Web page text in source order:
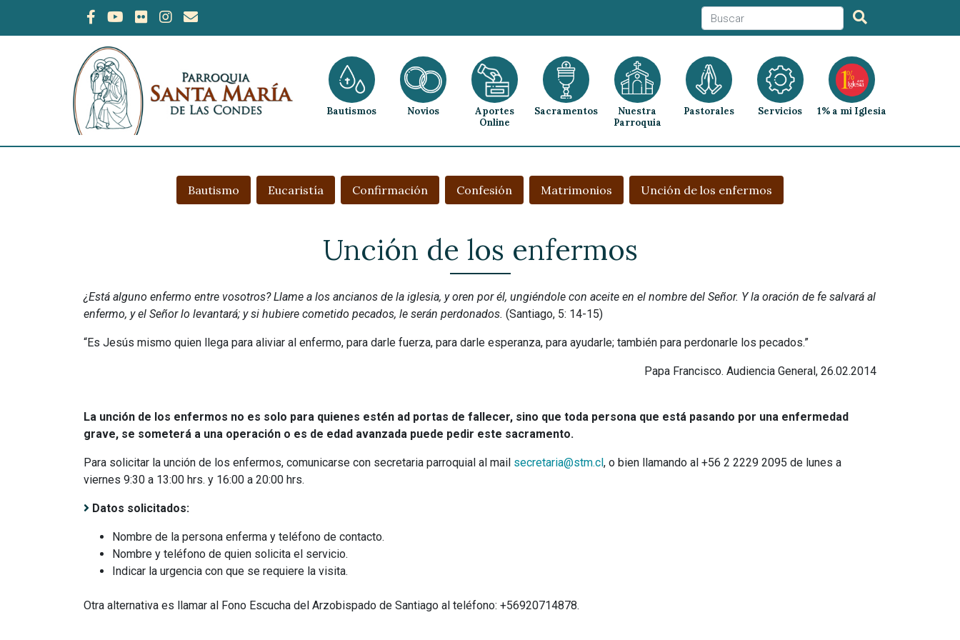
Bautismos Novios
Aportes
Online
Sacramentos
Nuestra
Parroquia
Pastorales Servicios 1% a mi Iglesia
Bautismo Eucaristía Confirmación Confesión Matrimonios Unción de los enfermos
Unción de los enfermos
¿Está alguno enfermo entre vosotros? Llame a los ancianos de la iglesia, y oren por él, ungiéndole con aceite en el nombre del Señor. Y la oración de fe salvará al
enfermo, y el Señor lo levantará; y si hubiere cometido pecados, le serán perdonados. (Santiago, 5: 14-15)
“Es Jesús mismo quien llega para aliviar al enfermo, para darle fuerza, para darle esperanza, para ayudarle; también para perdonarle los pecados.”
Papa Francisco. Audiencia General, 26.02.2014
La unción de los enfermos no es solo para quienes estén ad portas de fallecer, sino que toda persona que está pasando por una enfermedad
grave, se someterá a una operación o es de edad avanzada puede pedir este sacramento.
Para solicitar la unción de los enfermos, comunicarse con secretaria parroquial al mail secretaria@stm.cl, o bien llamando al +56 2 2229 2095 de lunes a
viernes 9:30 a 13:00 hrs. y 16:00 a 20:00 hrs.
Datos solicitados:
Nombre de la persona enferma y teléfono de contacto.
Nombre y teléfono de quien solicita el servicio.
Indicar la urgencia con que se requiere la visita.
Otra alternativa es llamar al Fono Escucha del Arzobispado de Santiago al teléfono: +56920714878.